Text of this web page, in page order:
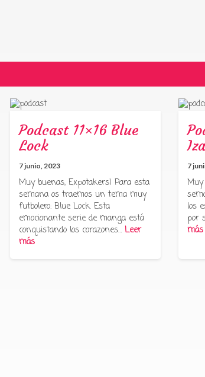
Podcast 11×16 Blue
Lock
7 junio, 2023
Muy buenas, Expotakers! Para esta
semana os traemos un tema muy
futbolero: Blue Lock. Esta
emocionante serie de manga está
conquistando los corazones… Leer
más
7
los
por
más